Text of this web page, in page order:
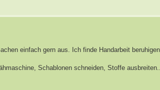
einfach gern aus. Ich finde Handarbeit
Schablonen schneiden, Stoffe